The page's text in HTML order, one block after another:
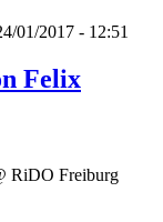
01/2017 - 12:51
Felix
RiDO Freiburg